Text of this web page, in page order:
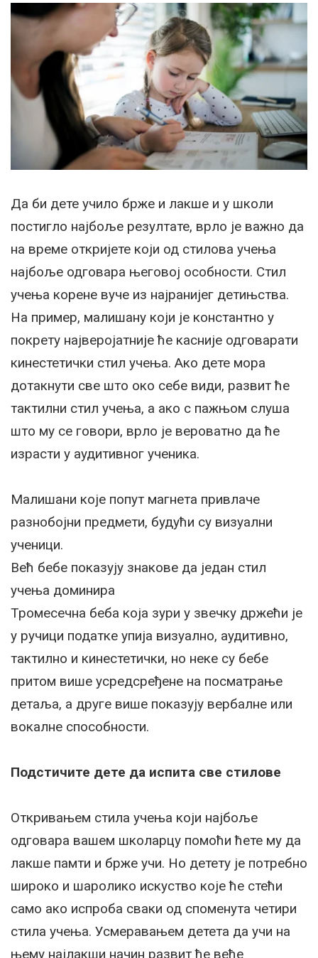
Да би дете учило брже и лакше и у школи
постигло најбоље резултате, врло је важно да
на време откријете који од стилова учења
најбоље одговара његовој особности. Стил
учења корене вуче из најранијег детињства.
На пример, малишану који је константно у
покрету најверојатније ће касније одговарати
кинестетички стил учења. Ако дете мора
дотакнути све што око себе види, развит ће
тактилни стил учења, а ако с пажњом слуша
што му се говори, врло је вероватно да ће
израсти у аудитивног ученика.
Малишани које попут магнета привлаче
разнобојни предмети, будући су визуални
ученици.
Већ бебе показују знакове да један стил
учења доминира
Тромесечна беба која зури у звечку држећи је
у ручици податке упија визуално, аудитивно,
тактилно и кинестетички, но неке су бебе
притом више усредсређене на посматрање
детаља, а друге више показују вербалне или
вокалне способности.
Подстичите дете да испита све стилове
Откривањем стила учења који најбоље
одговара вашем школарцу помоћи ћете му да
лакше памти и брже учи. Но детету је потребно
широко и шаролико искуство које ће стећи
само ако испроба сваки од споменута четири
стила учења. Усмеравањем детета да учи на
њему најлакши начин развит ће веће